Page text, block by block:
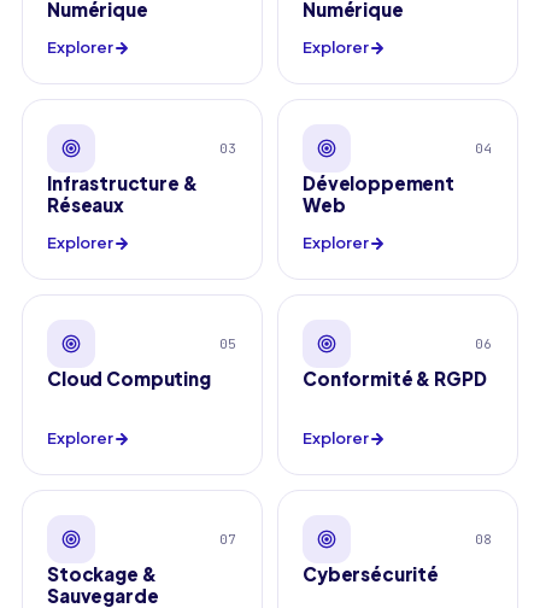
Numérique
Explorer
Numérique
Explorer
03
Infrastructure &
Réseaux
Explorer
04
Développement
Web
Explorer
05
Cloud Computing
Explorer
06
Conformité & RGPD
Explorer
07
Stockage &
Sauvegarde
08
Cybersécurité